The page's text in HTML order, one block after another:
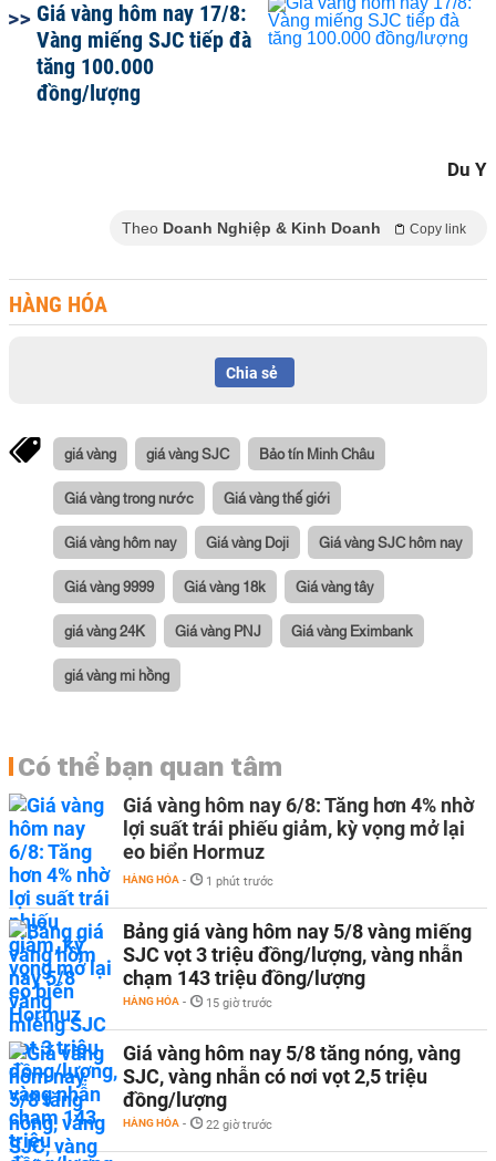
Giá vàng hôm nay 17/8:
Vàng miếng SJC tiếp đà
tăng 100.000
đồng/lượng
Du Y
Theo Doanh Nghiệp & Kinh Doanh Copy link
HÀNG HÓA
Chia sẻ
giá vàng giá vàng SJC Bảo tín Minh Châu
Giá vàng trong nước Giá vàng thế giới
Giá vàng hôm nay Giá vàng Doji Giá vàng SJC hôm nay
Giá vàng 9999 Giá vàng 18k Giá vàng tây
giá vàng 24K Giá vàng PNJ Giá vàng Eximbank
giá vàng mi hồng
Có thể bạn quan tâm
Giá vàng hôm nay 6/8: Tăng hơn 4% nhờ
lợi suất trái phiếu giảm, kỳ vọng mở lại
eo biển Hormuz
HÀNG HÓA - 1 phút trước
Bảng giá vàng hôm nay 5/8 vàng miếng
SJC vọt 3 triệu đồng/lượng, vàng nhẫn
chạm 143 triệu đồng/lượng
HÀNG HÓA - 15 giờ trước
Giá vàng hôm nay 5/8 tăng nóng, vàng
SJC, vàng nhẫn có nơi vọt 2,5 triệu
đồng/lượng
HÀNG HÓA - 22 giờ trước